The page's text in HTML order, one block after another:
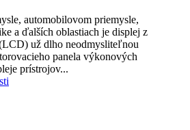
automobilovom priemysle,
a ďalších oblastiach je displej z
už dlho neodmysliteľnou
panela výkonových
prístrojov...